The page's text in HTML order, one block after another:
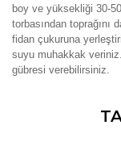
boy ve yüksekliği 30-
torbasından toprağını
fidan çukuruna
suyu muhakkak
gübresi verebilirsiniz.
Bu ürünün fiyat
konularda